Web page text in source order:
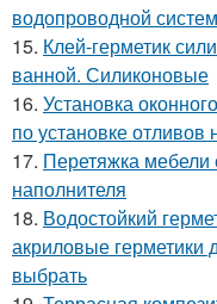
водопроводной
15. Клей-герметик
ванной. Силиконовые
16. Установка
по установке отливов
17. Перетяжка мебели
наполнителя
18. Водостойкий
акриловые герметики
выбрать